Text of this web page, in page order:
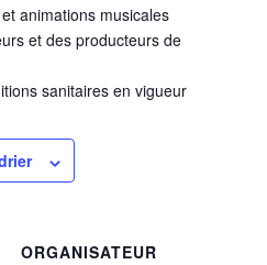
animations musicales
et des producteurs de
sanitaires en vigueur
ORGANISATEUR